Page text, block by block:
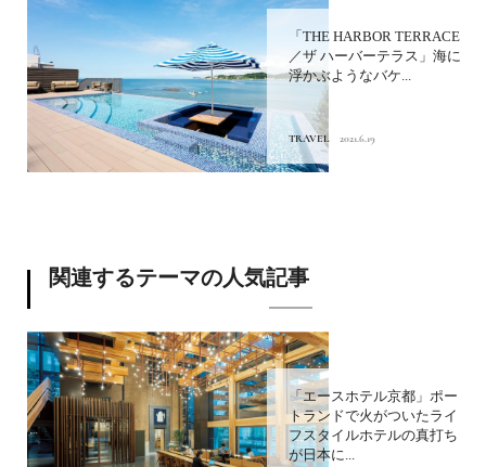
「THE HARBOR TERRACE
／ザ ハーバーテラス」海に
浮かぶようなバケ...
TRAVEL 2021.6.19
関連するテーマの人気記事
「エースホテル京都」ポー
トランドで火がついたライ
フスタイルホテルの真打ち
が日本に...